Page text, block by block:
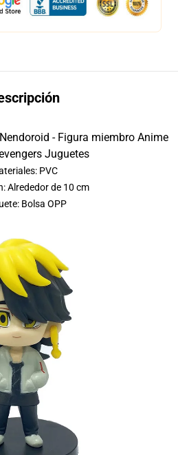
- Figura miembro Anime
Juguetes
PVC
Alrededor de 10 cm
Bolsa OPP